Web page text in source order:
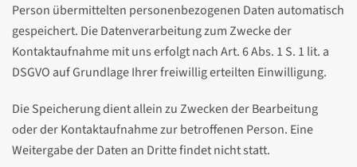
Person übermittelten personenbezogenen Daten automatisch
gespeichert. Die Datenverarbeitung zum Zwecke der
Kontaktaufnahme mit uns erfolgt nach Art. 6 Abs. 1 S. 1 lit. a
DSGVO auf Grundlage Ihrer freiwillig erteilten Einwilligung.
Die Speicherung dient allein zu Zwecken der Bearbeitung
oder der Kontaktaufnahme zur betroffenen Person. Eine
Weitergabe der Daten an Dritte findet nicht statt.